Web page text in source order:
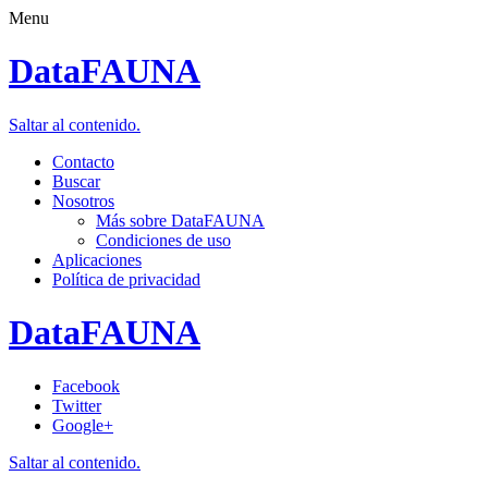
Menu
DataFAUNA
Saltar al contenido.
Contacto
Buscar
Nosotros
Más sobre DataFAUNA
Condiciones de uso
Aplicaciones
Política de privacidad
DataFAUNA
Facebook
Twitter
Google+
Saltar al contenido.